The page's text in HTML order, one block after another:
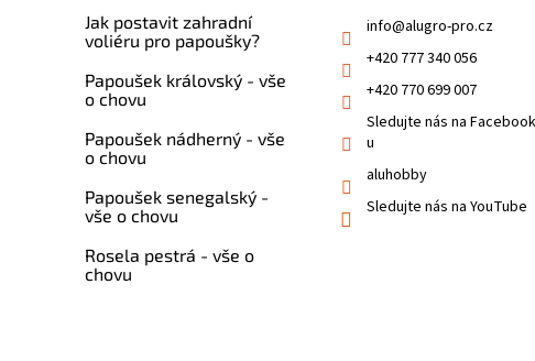
Jak postavit zahradní
voliéru pro papoušky?
Papoušek královský - vše
o chovu
Papoušek nádherný - vše
o chovu
Papoušek senegalský -
vše o chovu
Rosela pestrá - vše o
chovu
info@alugro-pro.cz
+420 777 340 056
+420 770 699 007
Sledujte nás na Facebook
u
aluhobby
Sledujte nás na YouTube